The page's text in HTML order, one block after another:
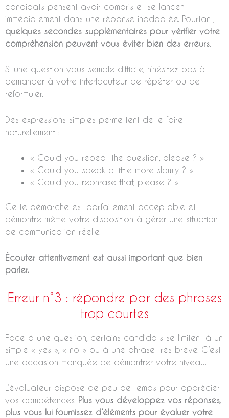
candidats pensent avoir compris et se lancent
immédiatement dans une réponse inadaptée. Pourtant,
quelques secondes supplémentaires pour vérifier votre
compréhension peuvent vous éviter bien des erreurs.
Si une question vous semble difficile, n’hésitez pas à
demander à votre interlocuteur de répéter ou de
reformuler.
Des expressions simples permettent de le faire
naturellement :
« Could you repeat the question, please ? »
« Could you speak a little more slowly ? »
« Could you rephrase that, please ? »
Cette démarche est parfaitement acceptable et
démontre même votre disposition à gérer une situation
de communication réelle.
Écouter attentivement est aussi important que bien
parler.
Erreur n°3 : répondre par des phrases
trop courtes
Face à une question, certains candidats se limitent à un
simple « yes », « no » ou à une phrase très brève. C’est
une occasion manquée de démontrer votre niveau.
L’évaluateur dispose de peu de temps pour apprécier
vos compétences. Plus vous développez vos réponses,
plus vous lui fournissez d’éléments pour évaluer votre